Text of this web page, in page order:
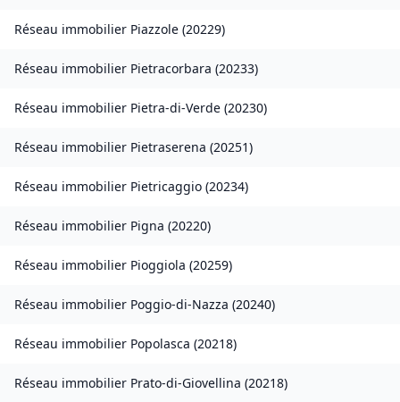
Réseau immobilier Piazzole (20229)
Réseau immobilier Pietracorbara (20233)
Réseau immobilier Pietra-di-Verde (20230)
Réseau immobilier Pietraserena (20251)
Réseau immobilier Pietricaggio (20234)
Réseau immobilier Pigna (20220)
Réseau immobilier Pioggiola (20259)
Réseau immobilier Poggio-di-Nazza (20240)
Réseau immobilier Popolasca (20218)
Réseau immobilier Prato-di-Giovellina (20218)